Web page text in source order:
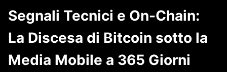
Segnali Tecnici e On-Chain:
La Discesa di Bitcoin sotto la
Media Mobile a 365 Giorni